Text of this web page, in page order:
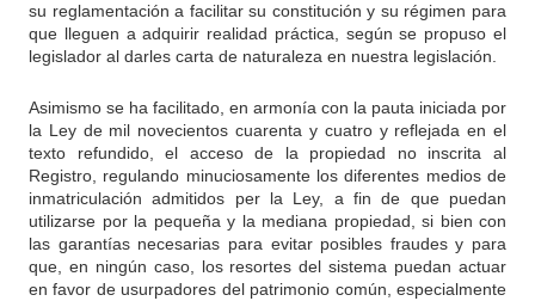
su reglamentación a facilitar su constitución y su régimen para
que lleguen a adquirir realidad práctica, según se propuso el
legislador al darles carta de naturaleza en nuestra legislación.
Asimismo se ha facilitado, en armonía con la pauta iniciada por
la Ley de mil novecientos cuarenta y cuatro y reflejada en el
texto refundido, el acceso de la propiedad no inscrita al
Registro, regulando minuciosamente los diferentes medios de
inmatriculación admitidos per la Ley, a fin de que puedan
utilizarse por la pequeña y la mediana propiedad, si bien con
las garantías necesarias para evitar posibles fraudes y para
que, en ningún caso, los resortes del sistema puedan actuar
en favor de usurpadores del patrimonio común, especialmente